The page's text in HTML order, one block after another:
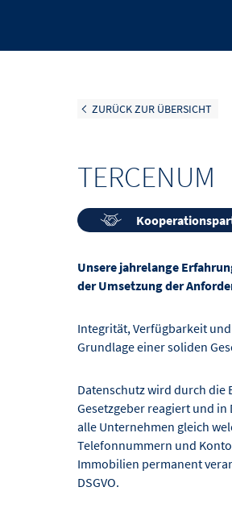
ZURÜCK ZUR ÜBERSICHT
TERCENUM
Unsere jahrelange
der Umsetzung der
Integrität, Verfügbarkeit
Grundlage einer soliden
Datenschutz wird durch
Gesetzgeber reagiert und
alle Unternehmen gleich
Telefonnummern und
Immobilien permanent
DSGVO.